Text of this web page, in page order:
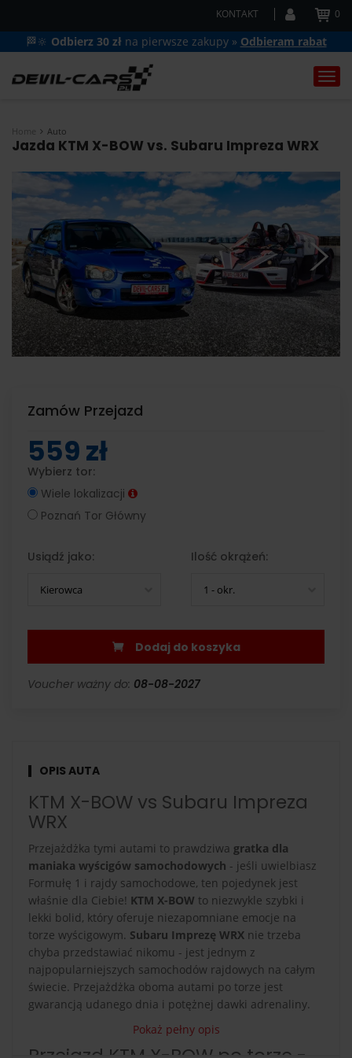
KONTAKT 0
🏁🔆 Odbierz 30 zł na pierwsze zakupy » Odbieram rabat
Home Auto
Jazda KTM X-BOW vs. Subaru Impreza WRX
Zamów Przejazd
559 zł
Wybierz tor:
Wiele lokalizacji
Poznań Tor Główny
Usiądź jako:
Kierowca
Ilość okrążeń:
1 - okr.
Dodaj do koszyka
Voucher ważny do: 08-08-2027
OPIS AUTA
KTM X-BOW vs Subaru Impreza
WRX
Przejażdżka tymi autami to prawdziwa gratka dla
maniaka wyścigów samochodowych - jeśli uwielbiasz
Formułę 1 i rajdy samochodowe, ten pojedynek jest
właśnie dla Ciebie! KTM X-BOW to niezwykle szybki i
lekki bolid, który oferuje niezapomniane emocje na
torze wyścigowym. Subaru Imprezę WRX nie trzeba
chyba przedstawiać nikomu - jest jednym z
najpopularniejszych samochodów rajdowych na całym
świecie. Przejażdżka oboma autami po torze jest
gwarancją udanego dnia i potężnej dawki adrenaliny.
Pokaż pełny opis